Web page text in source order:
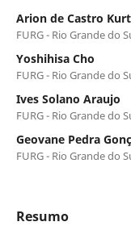
Arion de Castro
FURG - Rio Grande do
Yoshihisa Cho
FURG - Rio Grande do
Ives Solano Araujo
FURG - Rio Grande do
Geovane Pedra
FURG - Rio Grande do
Resumo